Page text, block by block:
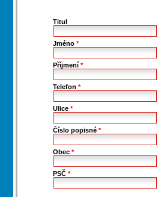
Titul
Jméno*
Příjmení*
Telefon*
Ulice*
Číslo popisné*
Obec*
PSČ*